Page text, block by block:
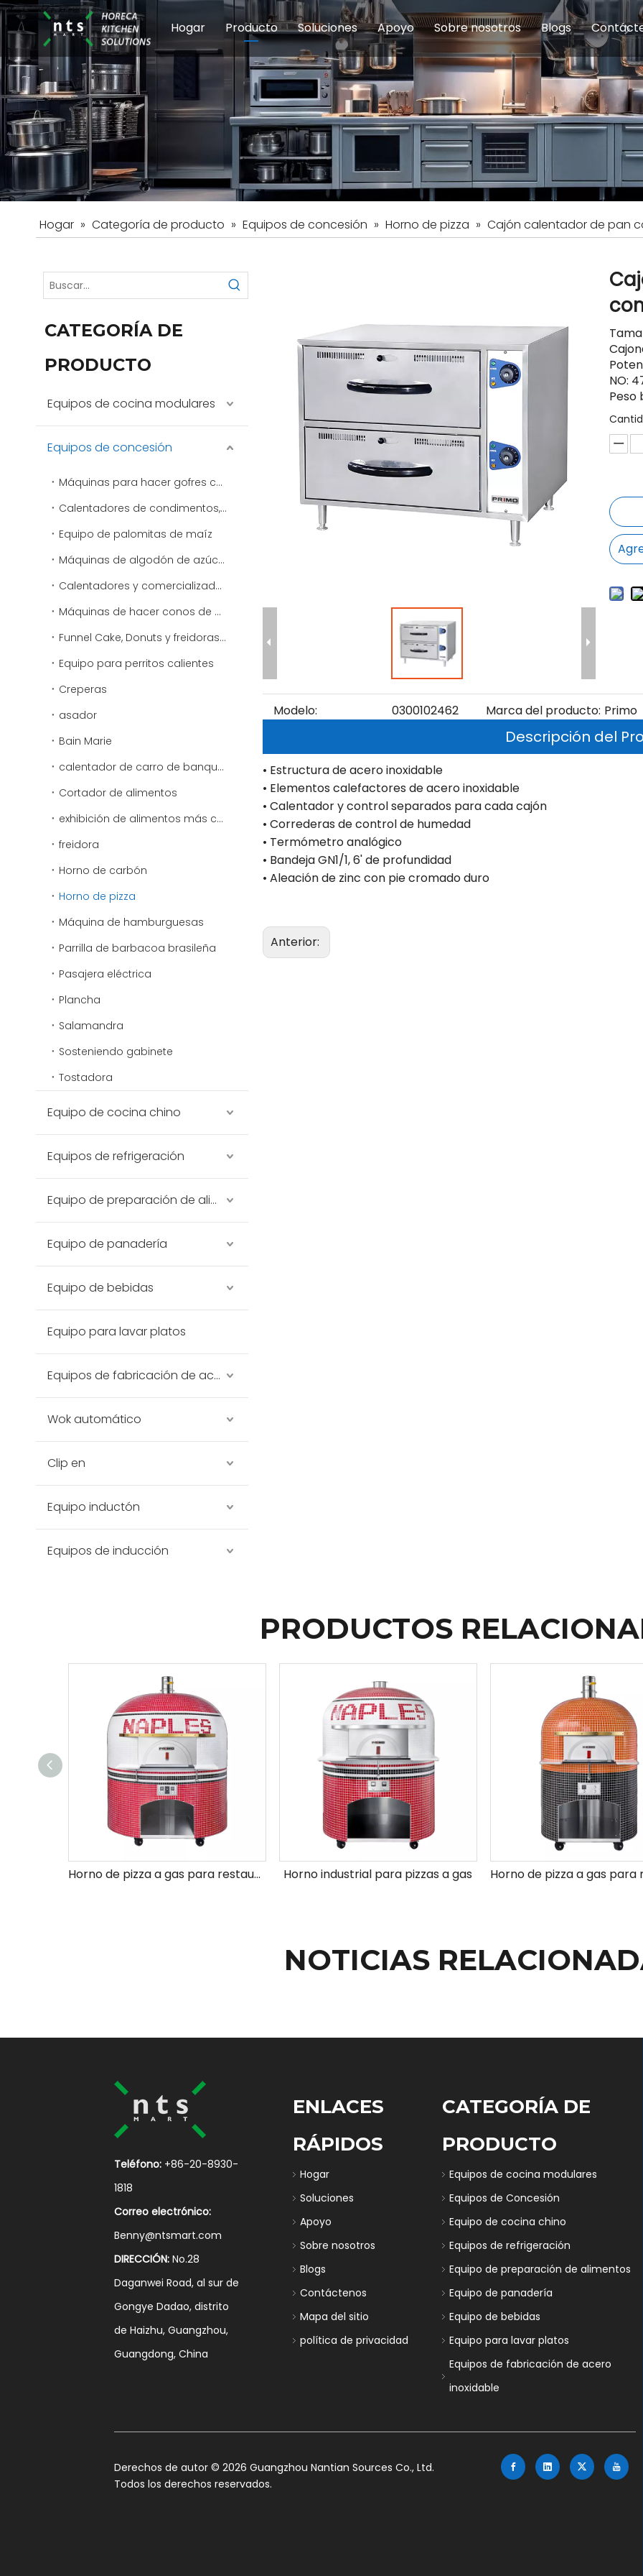
Hogar Producto
Equipos de cocina modulares Equipos de Concesión Equipo
Equipo de preparación de alimentosEquipo de panadería Equipo
Soluciones
Escuelas y educación Comedor del personal
Hoteles Restaurante y comida
Apoyo
Servicio Preguntas
Sobre nosotros
Introducción de la empresa
Blogs
Hogar » Categoría de producto » Equipos de concesión » Horno de pizza » Cajón calentador de pan
CATEGORÍA DE
PRODUCTO
Equipos de cocina modulares
Equipos de concesión
Máquinas para hacer gofres comerciales
Calentadores de condimentos, aderezos y salsas
Equipo de palomitas de maíz
Máquinas de algodón de azúcar
Calentadores y comercializadores de virutas
Máquinas de hacer conos de nieve y máquinas de afeitar de hielo comerciales
Funnel Cake, Donuts y freidoras especiales
Equipo para perritos calientes
Creperas
asador
Bain Marie
calentador de carro de banquete
Cortador de alimentos
exhibición de alimentos más cálido
freidora
Horno de carbón
Horno de pizza
Máquina de hamburguesas
Parrilla de barbacoa brasileña
Pasajera eléctrica
Plancha
Salamandra
Sosteniendo gabinete
Tostadora
Equipo de cocina chino
Equipos de refrigeración
Equipo de preparación de alimentos
Equipo de panadería
Equipo de bebidas
Equipo para lavar platos
Equipos de fabricación de acero inoxidable
Wok automático
Clip en
Equipo inductón
Equipos de inducción
NO:
Peso
Modelo: 0300102462 Marca del producto: Primo
Descripción del
• Estructura de acero inoxidable
• Elementos calefactores de acero inoxidable
• Calentador y control separados para cada cajón
• Correderas de control de humedad
• Termómetro analógico
• Bandeja GN1/1, 6' de profundidad
• Aleación de zinc con pie cromado duro
Anterior:
PRODUCTOS
Horno de pizza a gas para restaurante de hotel Horno industrial para pizzas a gas
NOTICIAS
Teléfono: +86-20-8930-
1818
Correo electrónico:
Benny@ntsmart.com
DIRECCIÓN: No.28
Daganwei Road, al sur de
Gongye Dadao, distrito
de Haizhu, Guangzhou,
Guangdong, China
ENLACES
RÁPIDOS
Hogar
Soluciones
Apoyo
Sobre nosotros
Blogs
Contáctenos
Mapa del sitio
política de privacidad
CATEGORÍA DE
PRODUCTO
Equipos de cocina modulares
Equipos de Concesión
Equipo de cocina chino
Equipos de refrigeración
Equipo de preparación de alimentos
Equipo de panadería
Equipo de bebidas
Equipo para lavar platos
Equipos de fabricación de acero
inoxidable
​Derechos de autor ©2026 Guangzhou Nantian Sources Co., Ltd.
Todos los derechos reservados.